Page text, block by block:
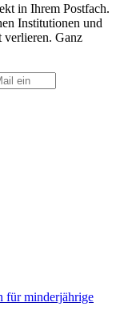
in Ihrem Postfach.
Institutionen und
verlieren. Ganz
für minderjährige